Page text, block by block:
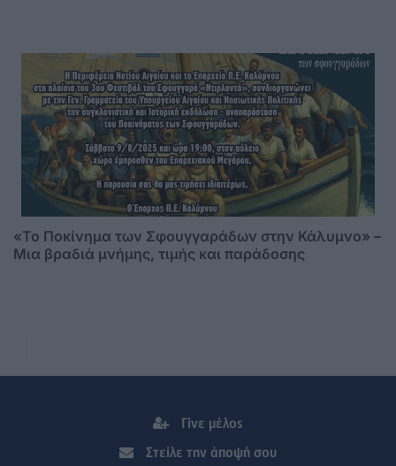
«Το Ποκίνημα των Σφουγγαράδων στην Κάλυμνο» –
Μια βραδιά μνήμης, τιμής και παράδοσης
Γίνε μέλος
Στείλε την άποψή σου